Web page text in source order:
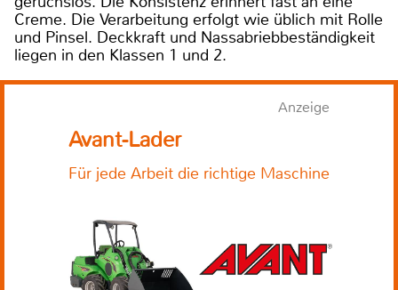
Creme. Die Verarbeitung erfolgt wie üblich mit Rolle
und Pinsel. Deckkraft und Nassabriebbeständigkeit
liegen in den Klassen 1 und 2.
Anzeige
Avant-Lader
Für jede Arbeit die richtige Maschine